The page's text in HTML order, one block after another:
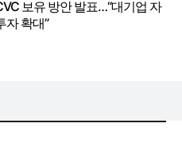
보유 방안 발표…“대기업 자
자 확대”